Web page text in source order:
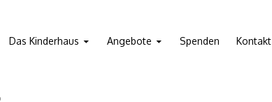
Das Kinderhaus Angebote Spenden Kontakt